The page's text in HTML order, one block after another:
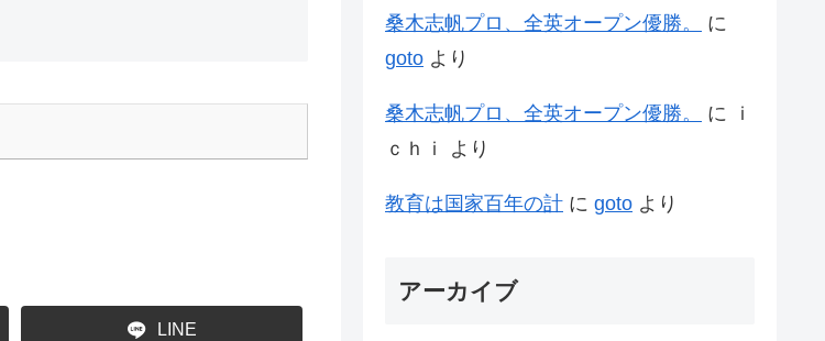
LINE
桑木志帆プロ、全英オープン優勝。
に
goto より
桑木志帆プロ、全英オープン優勝。 に
ｉ
ｃｈｉ
より
教育は国家百年の計 に goto より
アーカイブ